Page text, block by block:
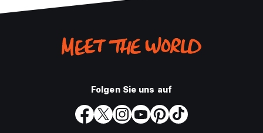
Folgen Sie uns auf